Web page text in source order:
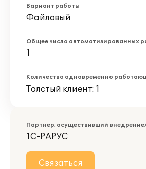
Вариант работы
Файловый
Общее число автоматизированных
1
Количество одновременно
Толстый клиент: 1
Партнер, осуществивший
1С-РАРУС
Связаться